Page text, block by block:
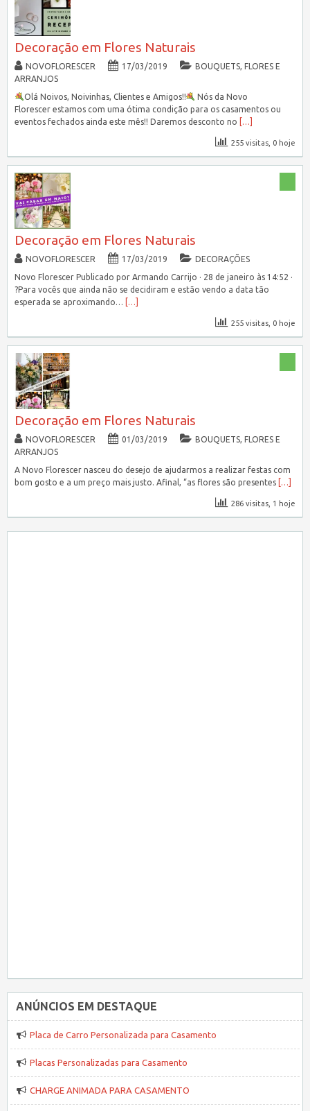
Decoração em Flores Naturais
NOVOFLORESCER 17/03/2019
BOUQUETS, FLORES E
ARRANJOS
Olá Noivos, Noivinhas, Clientes e Amigos!!
Nós da Novo
Florescer estamos com uma ótima condição para os casamentos ou
eventos fechados ainda este mês!! Daremos desconto no
[…]
255 visitas, 0 hoje
Decoração em Flores Naturais
NOVOFLORESCER 17/03/2019
DECORAÇÕES
Novo Florescer Publicado por Armando Carrijo · 28 de janeiro às 14:52 ·
?Para vocês que ainda não se decidiram e estão vendo a data tão
esperada se aproximando…
[…]
255 visitas, 0 hoje
Decoração em Flores Naturais
NOVOFLORESCER 01/03/2019
BOUQUETS, FLORES E
ARRANJOS
A Novo Florescer nasceu do desejo de ajudarmos a realizar festas com
bom gosto e a um preço mais justo. Afinal, “as flores são presentes
[…]
286 visitas, 1 hoje
ANÚNCIOS EM DESTAQUE
Placa de Carro Personalizada para Casamento
Placas Personalizadas para Casamento
CHARGE ANIMADA PARA CASAMENTO